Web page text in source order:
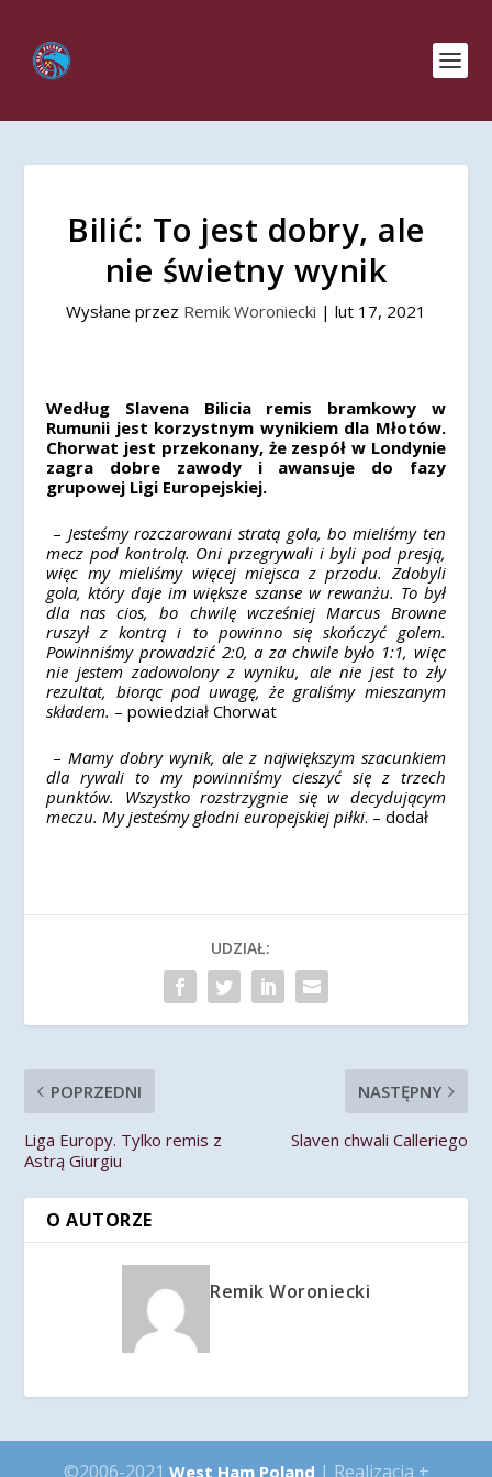
Bilić: To jest dobry, ale
nie świetny wynik
Wysłane przez Remik Woroniecki | lut 17, 2021
Według Slavena Bilicia remis bramkowy w
Rumunii jest korzystnym wynikiem dla Młotów.
Chorwat jest przekonany, że zespół w Londynie
zagra dobre zawody i awansuje do fazy
grupowej Ligi Europejskiej.
– Jesteśmy rozczarowani stratą gola, bo mieliśmy ten
mecz pod kontrolą. Oni przegrywali i byli pod presją,
więc my mieliśmy więcej miejsca z przodu. Zdobyli
gola, który daje im większe szanse w rewanżu. To był
dla nas cios, bo chwilę wcześniej Marcus Browne
ruszył z kontrą i to powinno się skończyć golem.
Powinniśmy prowadzić 2:0, a za chwile było 1:1, więc
nie jestem zadowolony z wyniku, ale nie jest to zły
rezultat, biorąc pod uwagę, że graliśmy mieszanym
składem. – powiedział Chorwat
–Mamy dobry wynik, ale z największym szacunkiem
dla rywali to my powinniśmy cieszyć się z trzech
punktów. Wszystko rozstrzygnie się w decydującym
meczu. My jesteśmy głodni europejskiej piłki. – dodał
UDZIAŁ:
POPRZEDNI
Liga Europy. Tylko remis z
Astrą Giurgiu
NASTĘPNY
Slaven chwali Calleriego
O AUTORZE
Remik Woroniecki
©2006-2021 West Ham Poland | Realizacja +